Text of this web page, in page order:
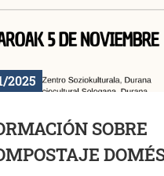
2025
SOBRE